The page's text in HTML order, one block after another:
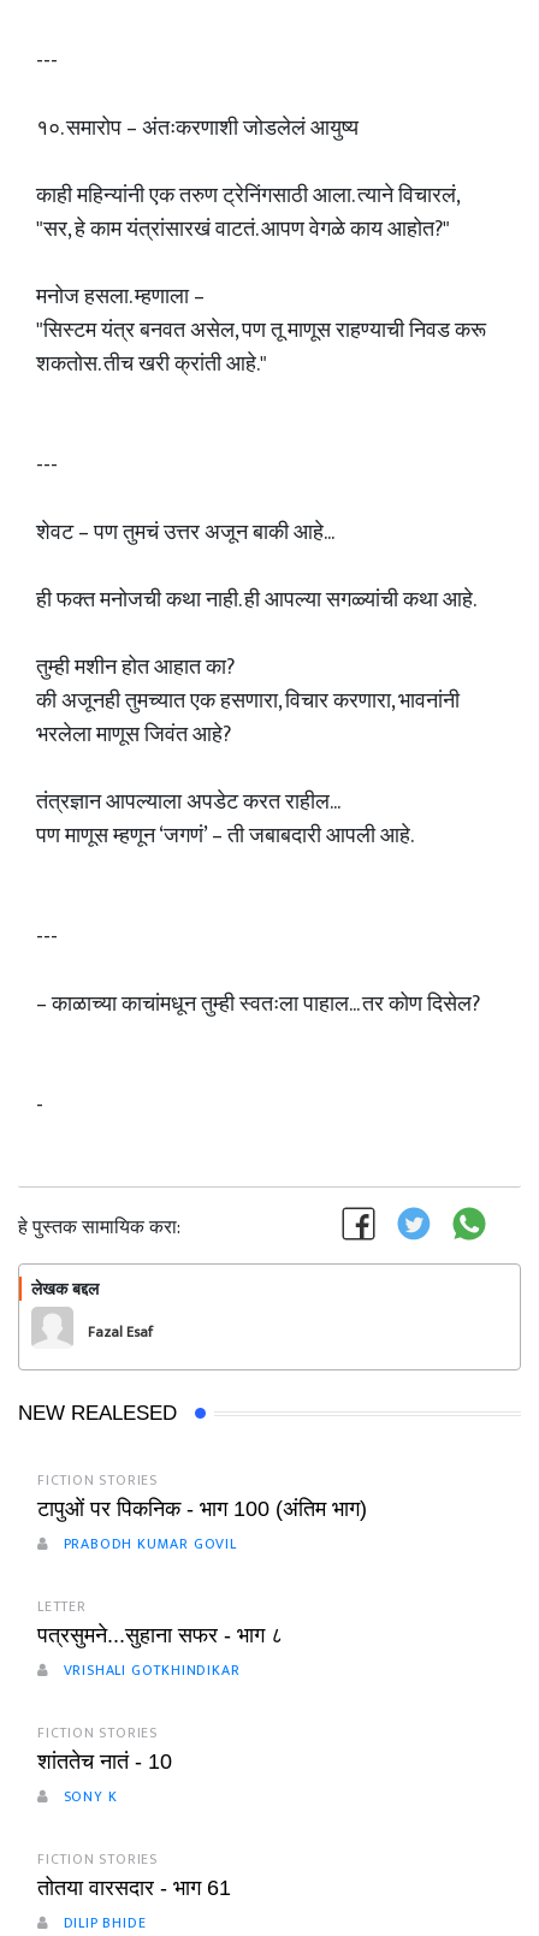
---
१०. समारोप – अंतःकरणाशी जोडलेलं आयुष्य
काही महिन्यांनी एक तरुण ट्रेनिंगसाठी आला. त्याने विचारलं,
"सर, हे काम यंत्रांसारखं वाटतं. आपण वेगळे काय आहोत?"
मनोज हसला. म्हणाला –
"सिस्टम यंत्र बनवत असेल, पण तू माणूस राहण्याची निवड करू
शकतोस. तीच खरी क्रांती आहे."
---
शेवट – पण तुमचं उत्तर अजून बाकी आहे...
ही फक्त मनोजची कथा नाही. ही आपल्या सगळ्यांची कथा आहे.
तुम्ही मशीन होत आहात का?
की अजूनही तुमच्यात एक हसणारा, विचार करणारा, भावनांनी
भरलेला माणूस जिवंत आहे?
तंत्रज्ञान आपल्याला अपडेट करत राहील...
पण माणूस म्हणून ‘जगणं’ – ती जबाबदारी आपली आहे.
---
– काळाच्या काचांमधून तुम्ही स्वतःला पाहाल... तर कोण दिसेल?
-
हे पुस्तक सामायिक करा:
लेखक बद्दल
Fazal Esaf
NEW REALESED
FICTION STORIES
टापुओं पर पिकनिक - भाग 100 (अंतिम भाग)
PRABODH KUMAR GOVIL
LETTER
पत्रसुमने...सुहाना सफर - भाग ८
VRISHALI GOTKHINDIKAR
FICTION STORIES
शांततेच नातं - 10
SONY K
FICTION STORIES
तोतया वारसदार - भाग 61
DILIP BHIDE